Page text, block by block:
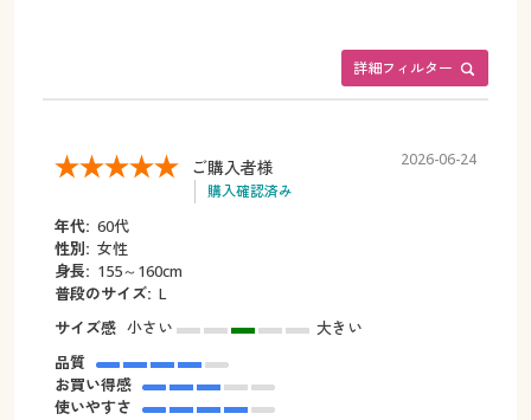
詳細フィルター
ご購入者様
購入確認済み
2026-06-24
年代: 60代
性別: 女性
身長: 155～160cm
普段のサイズ: L
サイズ感 小さい
大きい
品質
お買い得感
使いやすさ